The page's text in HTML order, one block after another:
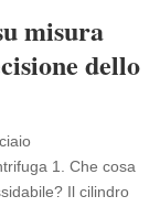
misura
dello
1. Che cosa
Il cilindro